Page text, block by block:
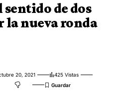
sentido de dos
la nueva ronda
20, 2021
425 Vistas